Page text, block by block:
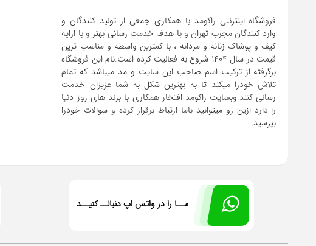
فروشگاه اینترنتی راکومد با همکاری جمعی از تولید کنندگان و
وارد کنندگان مجرب تهران و با هدف خدمت رسانی بهتر و با ارایه
کیف و پوشاک زنانه و مردانه ، با کمترین واسطه و مناسب ترین
قیمت در سال 1404 شروع به فعالیت کرده است.نام این فروشگاه
برگرفته از ترکیب اسم صاحب این سایت و مد میباشد که تمام
تلاش خودرا میکند تا به بهترین شکل به شما عزیزان خدمت
رسانی کنند.وبسایت راکومد افتخار همکاری با برند های روز دنیا
را دارد ازین رو میتوانید باما ارتباط برقرار کرده و سوالات خودرا
بپرسید.
مــا را در واتس اپ دنبالــ کنیــد